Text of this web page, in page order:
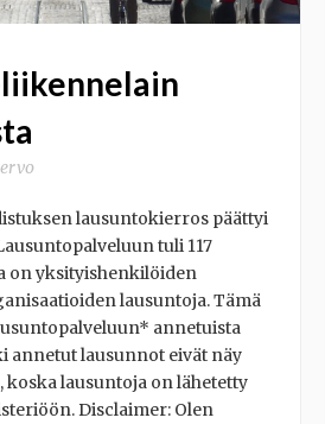
lausuntokierros päättyi
tuli 117
on yksityishenkilöiden
lausuntoja. Tämä
annetuista
annetut lausunnot eivät näy
koska lausuntoja on lähetetty
Disclaimer: Olen